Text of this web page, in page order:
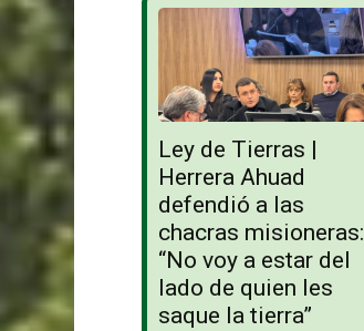
Ley de Tierras |
Herrera Ahuad
defendió a las
chacras misioneras:
“No voy a estar del
lado de quien les
saque la tierra”